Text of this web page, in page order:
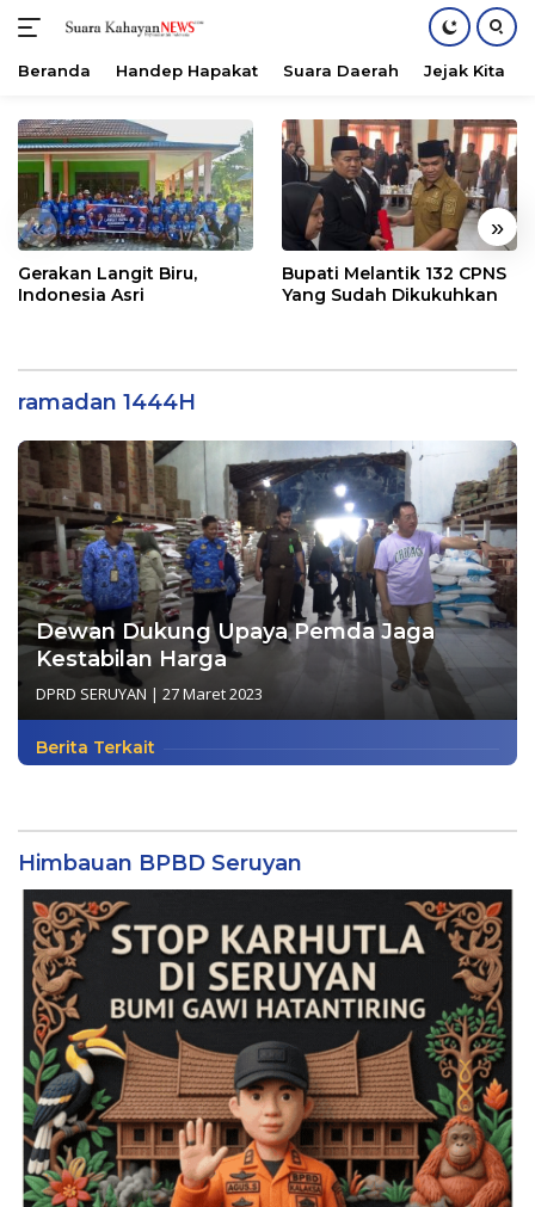
konten
Beranda Handep Hapakat Suara Daerah Jejak Kita
« »
Gerakan Langit Biru,
Indonesia Asri
Bupati Melantik 132 CPNS
Yang Sudah Dikukuhkan
ramadan 1444H
Dewan Dukung Upaya Pemda Jaga
Kestabilan Harga
DPRD SERUYAN | 27 Maret 2023
Berita Terkait
Himbauan BPBD Seruyan